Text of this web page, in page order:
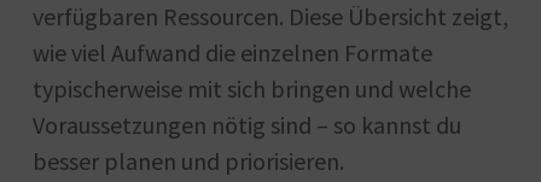
verfügbaren Ressourcen. Diese Übersicht zeigt,
wie viel Aufwand die einzelnen Formate
typischerweise mit sich bringen und welche
Voraussetzungen nötig sind – so kannst du
besser planen und priorisieren.